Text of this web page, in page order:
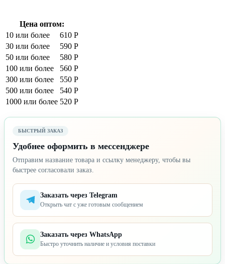
Цена оптом:
10 или более
610 Р
30 или более
590 Р
50 или более
580 Р
100 или более
560 Р
300 или более
550 Р
500 или более
540 Р
1000 или более 520 Р
БЫСТРЫЙ ЗАКАЗ
Удобнее оформить в мессенджере
Отправим название товара и ссылку менеджеру, чтобы вы
быстрее согласовали заказ.
Заказать через Telegram
Открыть чат с уже готовым сообщением
Заказать через WhatsApp
Быстро уточнить наличие и условия поставки